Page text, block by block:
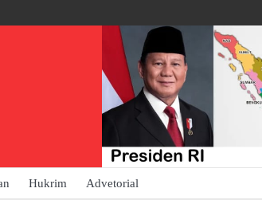
Hukrim Advetorial